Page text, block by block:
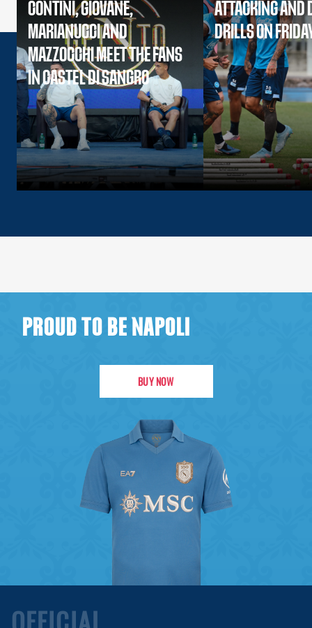
CONTINI, GIOVANE,
MARIANUCCI AND
MAZZOCCHI MEET THE FANS
IN CASTEL DI SANGRO
ATTACKING AND
DRILLS ON
PROUD TO BE NAPOLI
BUY NOW